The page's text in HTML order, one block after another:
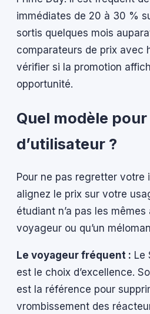
immédiates de 20 à 30 %
sortis quelques mois
comparateurs de prix avec
vérifier si la promotion
opportunité.
Quel modèle
d’utilisateur ?
Pour ne pas regretter votre
alignez le prix sur votre
étudiant n’a pas les
voyageur ou qu’un
Le voyageur fréquent : Le
est le choix d’excellence.
est la référence pour
vrombissement des